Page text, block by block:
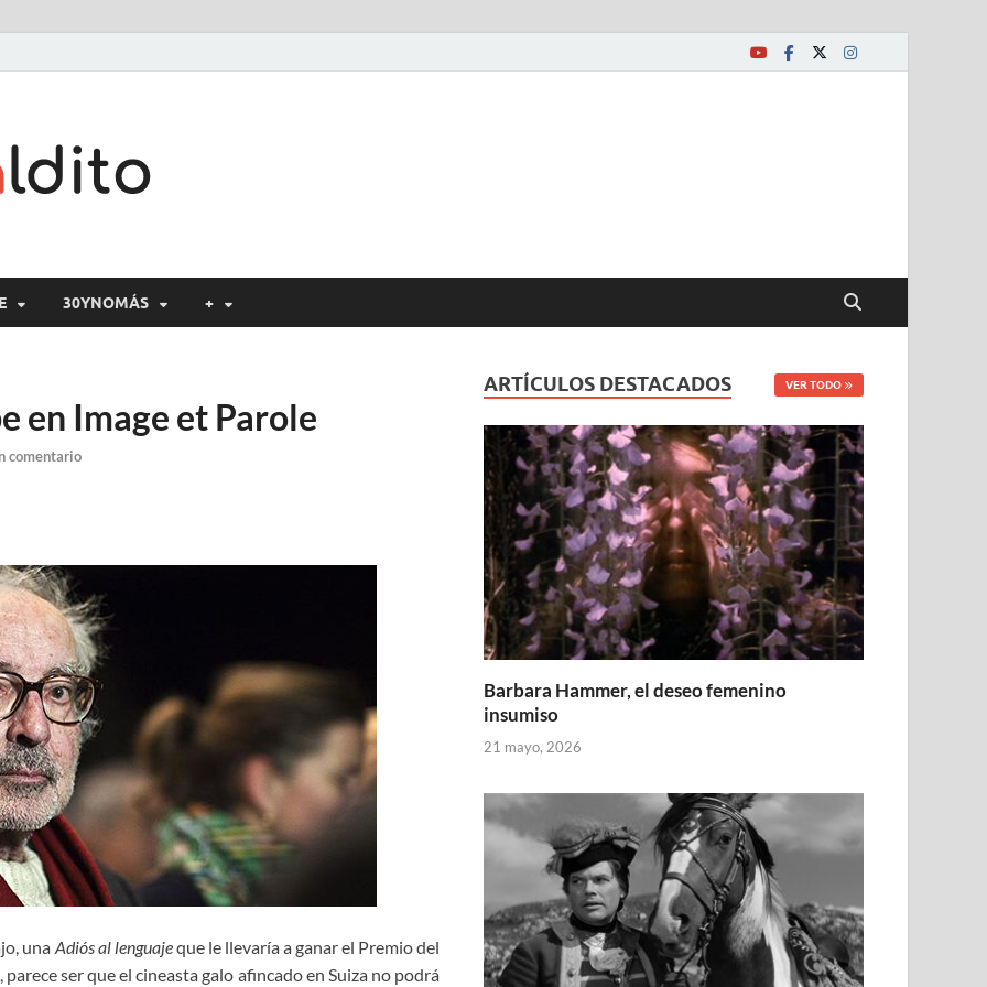
30YNOMÁS +
en Image et Parole
comentario
una Adiós al lenguajeque le llevaría a ganar el Premio del
, parece ser que el cineasta galo afincado en Suiza no podrá
ARTÍCULOS DESTACADOS VER TODO
Barbara Hammer, el deseo femenino
insumiso
21 mayo, 2026